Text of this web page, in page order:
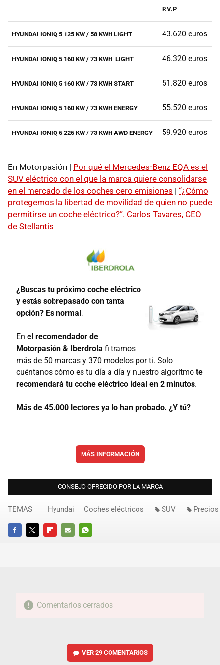
P.V.P
HYUNDAI IONIQ 5 125 KW / 58 KWH LIGHT 43.620 euros
HYUNDAI IONIQ 5 160 KW / 73 KWH LIGHT 46.320 euros
HYUNDAI IONIQ 5 160 KW / 73 KWH START 51.820 euros
HYUNDAI IONIQ 5 160 KW / 73 KWH ENERGY 55.520 euros
HYUNDAI IONIQ 5 225 KW / 73 KWH AWD ENERGY 59.920 euros
En Motorpasión | Por qué el Mercedes-Benz EQA es el
SUV eléctrico con el que la marca quiere consolidarse
en el mercado de los coches cero emisiones | “¿Cómo
protegemos la libertad de movilidad de quien no puede
permitirse un coche eléctrico?”. Carlos Tavares, CEO
de Stellantis
¿Buscas tu próximo coche eléctrico
y estás sobrepasado con tanta
opción? Es normal.
En el recomendador de
Motorpasión & Iberdrola filtramos
más de 50 marcas y 370 modelos por ti. Solo
cuéntanos cómo es tu día a día y nuestro algoritmo te
recomendará tu coche eléctrico ideal en 2 minutos.
Más de 45.000 lectores ya lo han probado. ¿Y tú?
MÁS INFORMACIÓN
CONSEJO OFRECIDO POR LA MARCA
FACEBOOKTWITTERFLIPBOARD
E-
WHATSAPP
TEMAS Hyundai Coches eléctricos SUV
Comentarios cerrados
VER 29 COMENTARIOS